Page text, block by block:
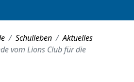
Schulleben
Aktuelles
vom Lions Club für die